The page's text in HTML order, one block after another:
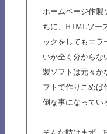
ホームページ作製
ちに、HTMLソー
ックをしてもエラ
いか全く分からな
製ソフトは元々か
フトで作りこめば
倒な事になってい